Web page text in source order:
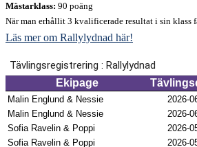
Mästarklass: 90 poäng
När man erhållit 3 kvalificerade resultat i sin klass
Läs mer om Rallylydnad här!